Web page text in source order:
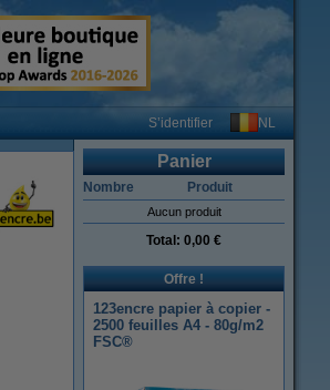
S’identifier NL
Panier
Nombre Produit
Aucun produit
Total: 0,00 €
Offre !
123encre papier à copier -
2500 feuilles A4 - 80g/m2
FSC®